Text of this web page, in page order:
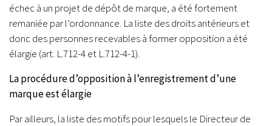
échec à un projet de dépôt de marque, a été fortement
remaniée par l’ordonnance. La liste des droits antérieurs et
donc des personnes recevables à former opposition a été
élargie (art. L.712-4 et L.712-4-1).
La procédure d’opposition à l’enregistrement d’une
marque est élargie
Par ailleurs, la liste des motifs pour lesquels le Directeur de